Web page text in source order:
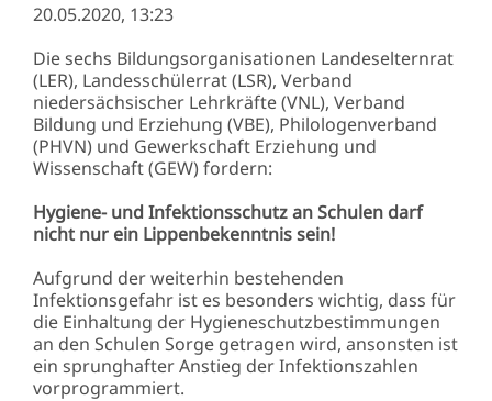
20.05.2020, 13:23
Die sechs Bildungsorganisationen Landeselternrat
(LER), Landesschülerrat (LSR), Verband
niedersächsischer Lehrkräfte (VNL), Verband
Bildung und Erziehung (VBE), Philologenverband
(PHVN) und Gewerkschaft Erziehung und
Wissenschaft (GEW) fordern:
Hygiene- und Infektionsschutz an Schulen darf
nicht nur ein Lippenbekenntnis sein!
Aufgrund der weiterhin bestehenden
Infektionsgefahr ist es besonders wichtig, dass für
die Einhaltung der Hygieneschutzbestimmungen
an den Schulen Sorge getragen wird, ansonsten ist
ein sprunghafter Anstieg der Infektionszahlen
vorprogrammiert.